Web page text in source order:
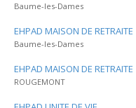
Baume-les-Dames
EHPAD MAISON DE RETRAITE
Baume-les-Dames
EHPAD MAISON DE RETRAITE
ROUGEMONT